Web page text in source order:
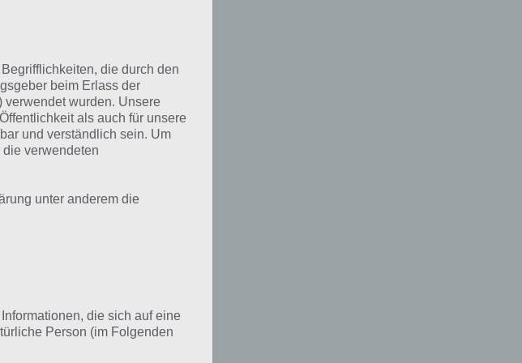
Titans
die durch den
beim Erlass der
verwendet wurden. Unsere
als auch für unsere
und verständlich sein. Um
verwendeten
unter anderem die
die sich auf eine
Person (im Folgenden